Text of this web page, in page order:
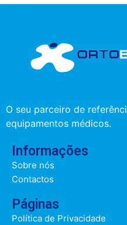
O seu parceiro de
equipamentos médicos.
Informações
Sobre nós
Contactos
Páginas
Política de Privacidade